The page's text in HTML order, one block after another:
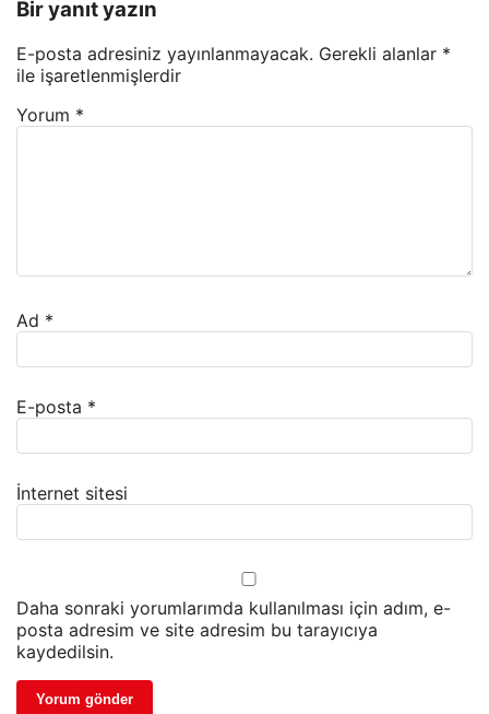
Bir yanıt yazın
E-posta adresiniz yayınlanmayacak. Gerekli alanlar *
ile işaretlenmişlerdir
Yorum *
Ad *
E-posta *
İnternet sitesi
Daha sonraki yorumlarımda kullanılması için adım, e-
posta adresim ve site adresim bu tarayıcıya
kaydedilsin.